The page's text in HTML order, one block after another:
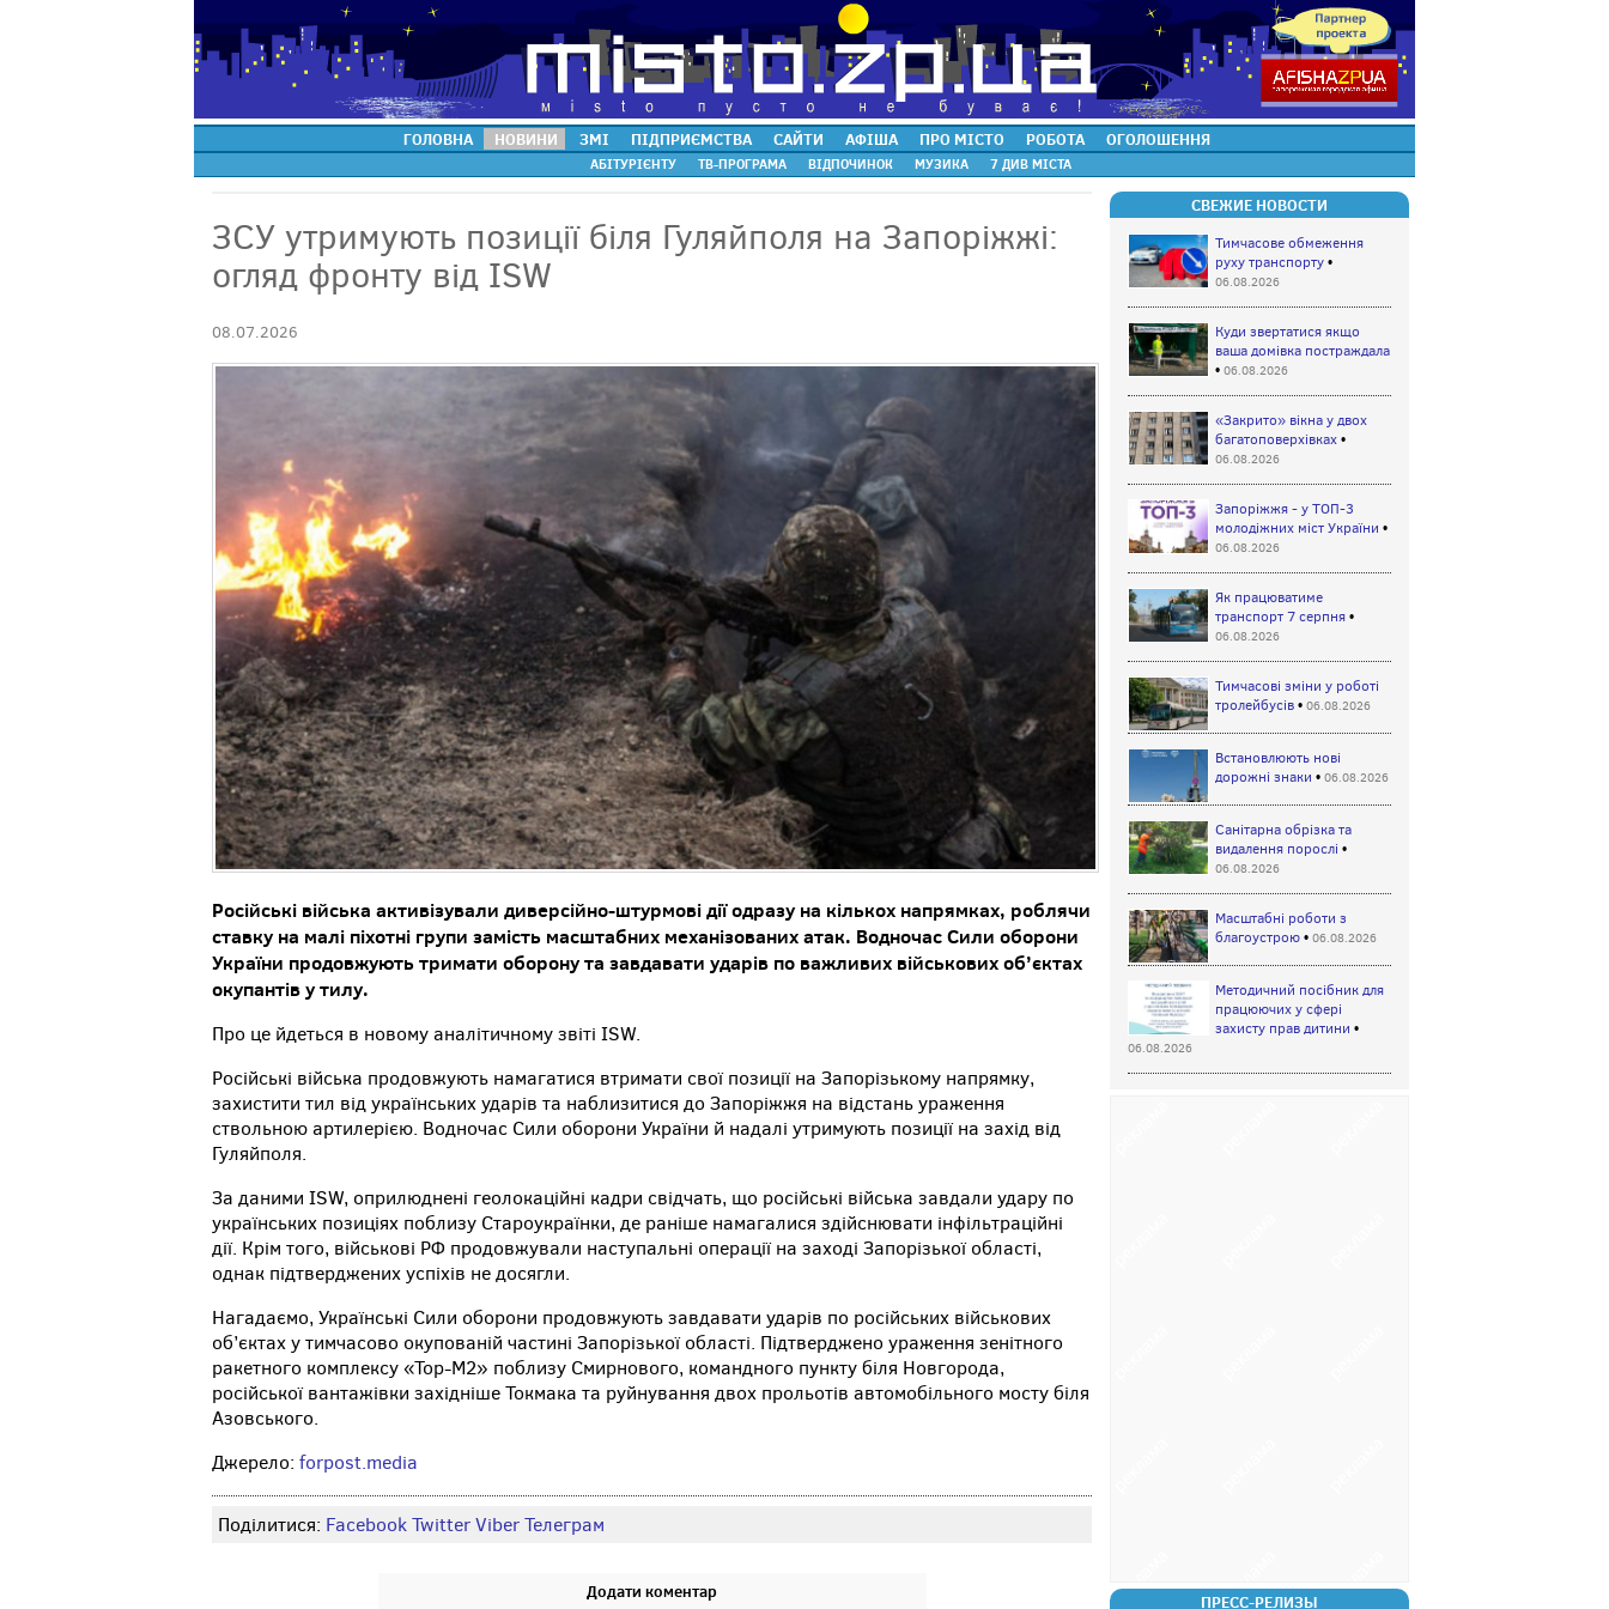
ГОЛОВНА НОВИНИ ЗМІ ПІДПРИЄМСТВА САЙТИ АФІША ПРО МІСТО РОБОТА ОГОЛОШЕННЯ
АБІТУРІЄНТУ ТВ-ПРОГРАМА ВІДПОЧИНОК МУЗИКА 7 ДИВ МІСТА
ЗСУ утримують позиції біля Гуляйполя на Запоріжжі:
огляд фронту від ISW
08.07.2026
Російські війська активізували диверсійно-штурмові дії одразу на кількох напрямках, роблячи
ставку на малі піхотні групи замість масштабних механізованих атак. Водночас Сили оборони
України продовжують тримати оборону та завдавати ударів по важливих військових об’єктах
окупантів у тилу.
Про це йдеться в новому аналітичному звіті ISW.
Російські війська продовжують намагатися втримати свої позиції на Запорізькому напрямку,
захистити тил від українських ударів та наблизитися до Запоріжжя на відстань ураження
ствольною артилерією. Водночас Сили оборони України й надалі утримують позиції на захід від
Гуляйполя.
За даними ISW, оприлюднені геолокаційні кадри свідчать, що російські війська завдали удару по
українських позиціях поблизу Староукраїнки, де раніше намагалися здійснювати інфільтраційні
дії. Крім того, військові РФ продовжували наступальні операції на заході Запорізької області,
однак підтверджених успіхів не досягли.
Нагадаємо, Українські Сили оборони продовжують завдавати ударів по російських військових
об’єктах у тимчасово окупованій частині Запорізької області. Підтверджено ураження зенітного
ракетного комплексу «Тор-М2» поблизу Смирнового, командного пункту біля Новгорода,
російської вантажівки західніше Токмака та руйнування двох прольотів автомобільного мосту біля
Азовського.
Джерело: forpost.media
Поділитися: FacebookTwitterViberТелеграм
Додати коментар
СВЕЖИЕ НОВОСТИ
Тимчасове обмеження
руху транспорту•
06.08.2026
Куди звертатися якщо
ваша домівка постраждала
• 06.08.2026
«Закрито» вікна у двох
багатоповерхівках•
06.08.2026
Запоріжжя - у ТОП-3
молодіжних міст України •
06.08.2026
Як працюватиме
транспорт 7 серпня•
06.08.2026
Тимчасові зміни у роботі
тролейбусів• 06.08.2026
Встановлюють нові
дорожні знаки • 06.08.2026
Санітарна обрізка та
видалення порослі •
06.08.2026
Масштабні роботи з
благоустрою• 06.08.2026
Методичний посібник для
працюючих у сфері
захисту прав дитини •
06.08.2026
ПРЕСС-РЕЛИЗЫ